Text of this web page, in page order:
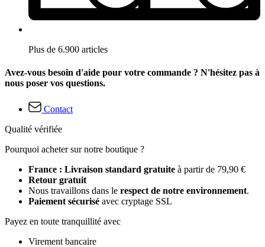
Plus de 6.900 articles
Avez-vous besoin d'aide pour votre commande ? N'hésitez pas à
nous poser vos questions.
Contact
Qualité vérifiée
Pourquoi acheter sur notre boutique ?
France : Livraison standard gratuite à partir de 79,90 €
Retour gratuit
Nous travaillons dans le respect de notre environnement.
Paiement sécurisé avec cryptage SSL
Payez en toute tranquillité avec
Virement bancaire